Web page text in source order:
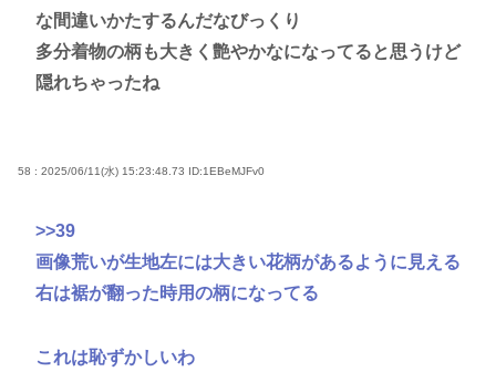
な間違いかたするんだなびっくり
多分着物の柄も大きく艶やかなになってると思うけど
隠れちゃったね
58 : 2025/06/11(水) 15:23:48.73 ID:1EBeMJFv0
>>39
画像荒いが生地左には大きい花柄があるように見える
右は裾が翻った時用の柄になってる
これは恥ずかしいわ